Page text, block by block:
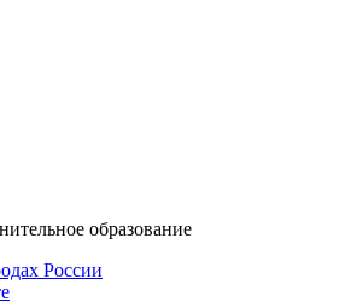
образование
России